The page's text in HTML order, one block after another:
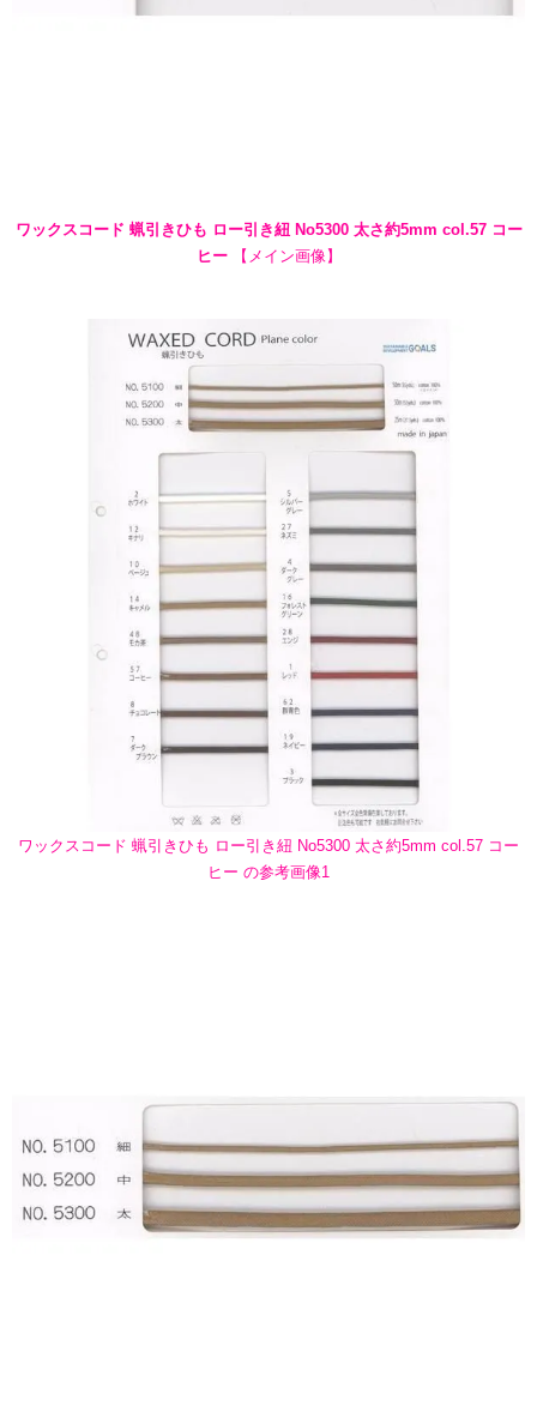
ワックスコード 蝋引きひも ロー引き紐 No5300 太さ約5mm col.57 コー
ヒー【メイン画像】
ワックスコード 蝋引きひも ロー引き紐 No5300 太さ約5mm col.57 コー
ヒー の参考画像1